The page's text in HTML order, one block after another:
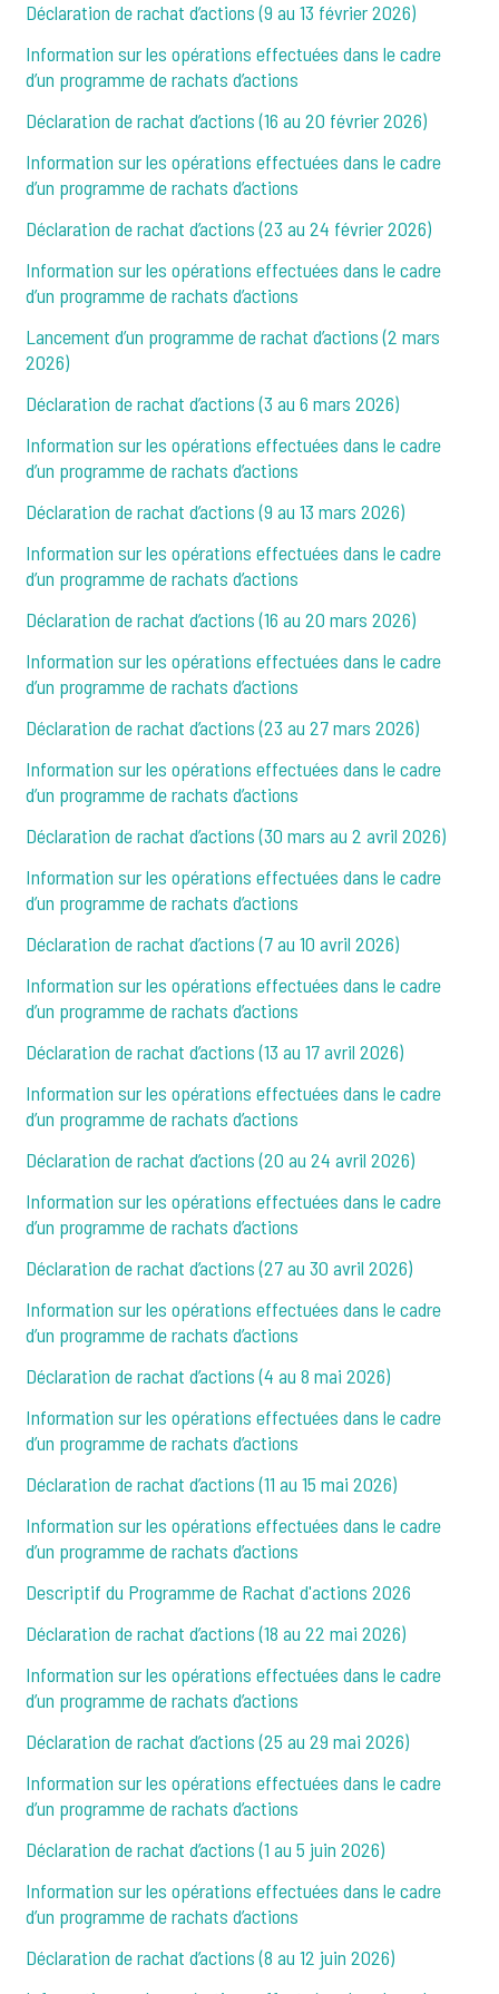
Déclaration de rachat d’actions (9 au 13 février 2026)
Information sur les opérations effectuées dans le cadre
d’un programme de rachats d’actions
Déclaration de rachat d’actions (16 au 20 février 2026)
Information sur les opérations effectuées dans le cadre
d’un programme de rachats d’actions
Déclaration de rachat d’actions (23 au 24 février 2026)
Information sur les opérations effectuées dans le cadre
d’un programme de rachats d’actions
Lancement d’un programme de rachat d’actions (2 mars
2026)
Déclaration de rachat d’actions (3 au 6 mars 2026)
Information sur les opérations effectuées dans le cadre
d’un programme de rachats d’actions
Déclaration de rachat d’actions (9 au 13 mars 2026)
Information sur les opérations effectuées dans le cadre
d’un programme de rachats d’actions
Déclaration de rachat d’actions (16 au 20 mars 2026)
Information sur les opérations effectuées dans le cadre
d’un programme de rachats d’actions
Déclaration de rachat d’actions (23 au 27 mars 2026)
Information sur les opérations effectuées dans le cadre
d’un programme de rachats d’actions
Déclaration de rachat d’actions (30 mars au 2 avril 2026)
Information sur les opérations effectuées dans le cadre
d’un programme de rachats d’actions
Déclaration de rachat d’actions (7 au 10 avril 2026)
Information sur les opérations effectuées dans le cadre
d’un programme de rachats d’actions
Déclaration de rachat d’actions (13 au 17 avril 2026)
Information sur les opérations effectuées dans le cadre
d’un programme de rachats d’actions
Déclaration de rachat d’actions (20 au 24 avril 2026)
Information sur les opérations effectuées dans le cadre
d’un programme de rachats d’actions
Déclaration de rachat d’actions (27 au 30 avril 2026)
Information sur les opérations effectuées dans le cadre
d’un programme de rachats d’actions
Déclaration de rachat d’actions (4 au 8 mai 2026)
Information sur les opérations effectuées dans le cadre
d’un programme de rachats d’actions
Déclaration de rachat d’actions (11 au 15 mai 2026)
Information sur les opérations effectuées dans le cadre
d’un programme de rachats d’actions
Descriptif du Programme de Rachat d'actions 2026
Déclaration de rachat d’actions (18 au 22 mai 2026)
Information sur les opérations effectuées dans le cadre
d’un programme de rachats d’actions
Déclaration de rachat d’actions (25 au 29 mai 2026)
Information sur les opérations effectuées dans le cadre
d’un programme de rachats d’actions
Déclaration de rachat d’actions (1 au 5 juin 2026)
Information sur les opérations effectuées dans le cadre
d’un programme de rachats d’actions
Déclaration de rachat d’actions (8 au 12 juin 2026)